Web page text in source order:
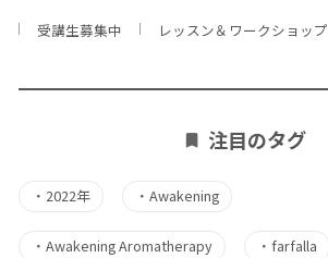
受講生募集中 レッスン＆ワークショップ
注目のタグ
・ 2022年 ・Awakening
・ Awakening Aromatherapy ・ farfalla